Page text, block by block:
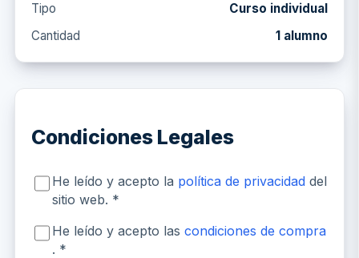
Tipo
Curso individual
Cantidad
1 alumno
Condiciones Legales
He leído y acepto la política de privacidaddel
sitio web. *
He leído y acepto lascondiciones de compra
. *